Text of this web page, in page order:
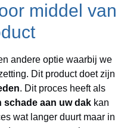
middel van
andere optie waarbij we
Dit product doet zijn
. Dit proces heeft als
schade aan uw dakkan
wat langer duurt maar in